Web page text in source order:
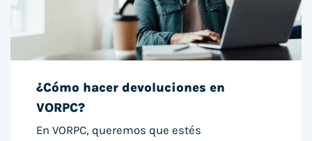
¿Cómo hacer devoluciones en
VORPC?
En VORPC, queremos que estés